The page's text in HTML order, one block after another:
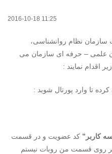
2016-10-18 11:25
سازمان نظام روانشناسی،
علمی – حرفه ای سازمان می
اقدام نمایند :
تا وارد پورتال شوید :
کاربر” کد عضویت و در قسمت
روی قسمت من روبات نیستم